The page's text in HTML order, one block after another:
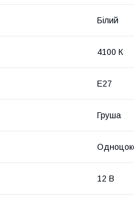
Білий
4100 К
E27
Груша
12 В